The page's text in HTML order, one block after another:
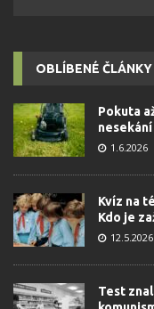
OBLÍBENÉ ČLÁNKY
Pokuta
1.6.2026
Kvíz na
Kdo je
12.5.2026
Test